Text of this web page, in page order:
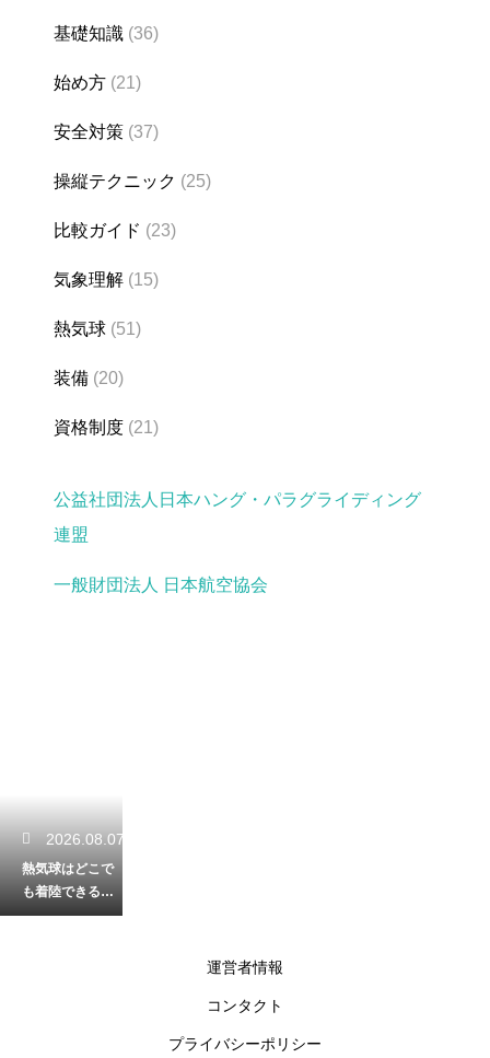
基礎知識 (36)
始め方 (21)
安全対策 (37)
操縦テクニック (25)
比較ガイド (23)
気象理解 (15)
熱気球 (51)
装備 (20)
資格制度 (21)
公益社団法人日本ハング・パラグライディング
連盟
一般財団法人 日本航空協会
2026.08.07
熱気球はどこで
も着陸できる
の？着陸場所が
運営者情報
コンタクト
プライバシーポリシー